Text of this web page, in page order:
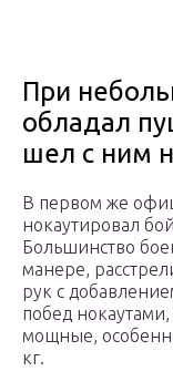
При
обладал
шел с ним
В первом же
нокаутировал
Большинство
манере,
рук с
побед
мощные,
кг.